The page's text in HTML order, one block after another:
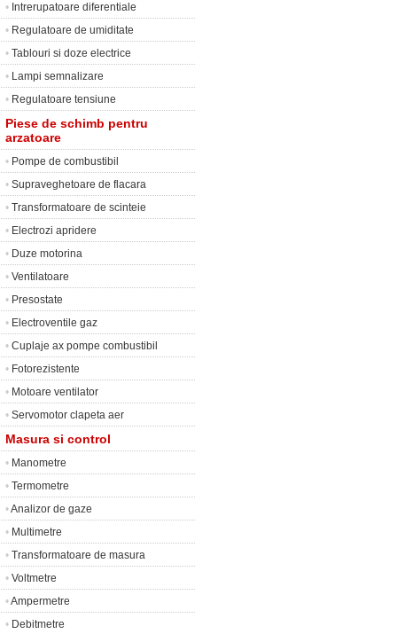
• Intrerupatoare diferentiale
• Regulatoare de umiditate
• Tablouri si doze electrice
• Lampi semnalizare
• Regulatoare tensiune
Piese de schimb pentru
arzatoare
• Pompe de combustibil
• Supraveghetoare de flacara
• Transformatoare de scinteie
• Electrozi apridere
• Duze motorina
• Ventilatoare
• Presostate
• Electroventile gaz
• Cuplaje ax pompe combustibil
• Fotorezistente
• Motoare ventilator
• Servomotor clapeta aer
Masura si control
• Manometre
• Termometre
•Analizor de gaze
• Multimetre
• Transformatoare de masura
• Voltmetre
•Ampermetre
• Debitmetre